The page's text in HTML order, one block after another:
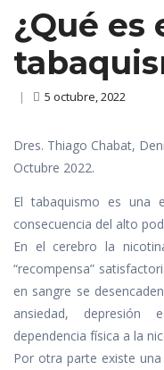
¿Qué es
| 5 octubre, 2022
Dres. Thiago Chabat,
Octubre 2022.
El tabaquismo es una
consecuencia del alto
En el cerebro la
“recompensa”
en sangre se
ansiedad, depresión
dependencia física a la
Por otra parte existe